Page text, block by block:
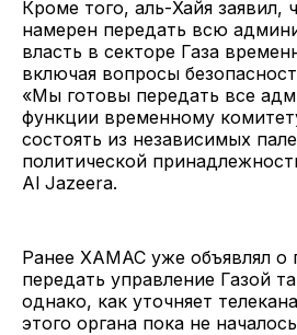
Кроме того, аль-Хайя
намерен передать всю
власть в секторе Газа
включая вопросы
«Мы готовы передать все
функции временному
состоять из независимых
политической
Al Jazeera.
Ранее ХАМАС уже объявлял о
передать управление Газой
однако, как уточняет
этого органа пока не